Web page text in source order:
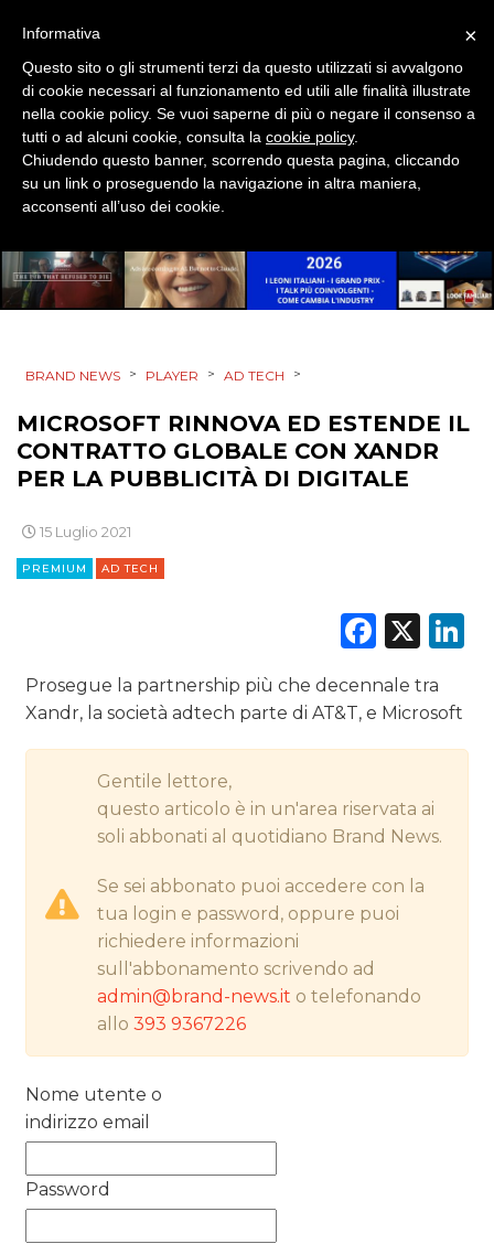
EVENTI
MOBILE
PROMOZIONI
PUNTI VENDITA
DIGITALE
RADIO / AUDIO
DATI
RICERCHE
PREVISIONI/SCENARI
TREND
CASE HISTORY
BRAND NEWS > PLAYER > AD TECH >
MICROSOFT RINNOVA ED ESTENDE IL
CONTRATTO GLOBALE CON XANDR
PER LA PUBBLICITÀ DI DIGITALE
15 Luglio 2021
PREMIUM AD TECH
X
Prosegue la partnership più che decennale tra
Xandr, la società adtech parte di AT&T, e Microsoft
Gentile lettore,
questo articolo è in un'area riservata ai
soli abbonati al quotidiano Brand News.
Se sei abbonato puoi accedere con la
tua login e password, oppure puoi
richiedere informazioni
sull'abbonamento scrivendo ad
admin@brand-news.it o telefonando
allo393 9367226
Nome utente o
indirizzo email
Password
×
Informativa
Questo sito o gli strumenti terzi da questo utilizzati si avvalgono
di cookie necessari al funzionamento ed utili alle finalità illustrate
nella cookie policy. Se vuoi saperne di più o negare il consenso a
tutti o ad alcuni cookie, consulta la cookie policy.
Chiudendo questo banner, scorrendo questa pagina, cliccando
su un link o proseguendo la navigazione in altra maniera,
acconsenti all’uso dei cookie.